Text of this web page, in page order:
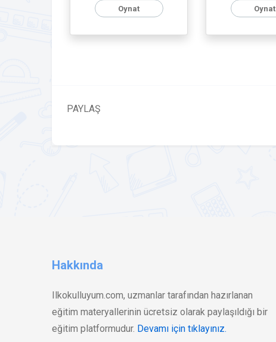
Oynat Oynat
PAYLAŞ
Hakkında
Ilkokulluyum.com, uzmanlar tarafından hazırlanan
eğitim materyallerinin ücretsiz olarak paylaşıldığı bir
eğitim platformudur. Devamı için tıklayınız.